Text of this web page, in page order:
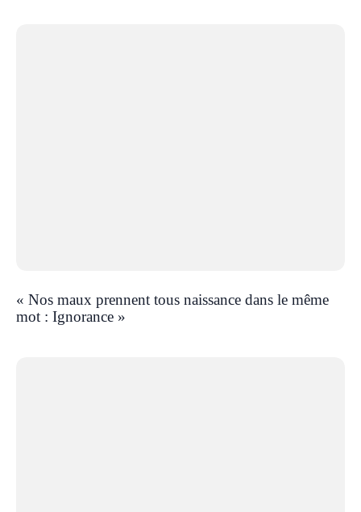
« Nos maux prennent tous naissance dans le même
mot : Ignorance »